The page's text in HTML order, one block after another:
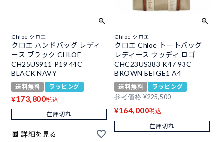
Chloe クロエ
クロエ ハンドバッグ レディ
ース ブラック CHLOE
CH25US911 P19 44C
BLACK NAVY
送料無料 ラッピング
¥173,800税込
在庫切れ
詳細を見る
Chloe クロエ
クロエ Chloe トートバッグ
レディース ウッディ ロゴ
CHC23US383 K47 93C
BROWN BEIGE1 A4
送料無料
ラッピング
参考価格 ¥225,500
¥164,000税込
在庫切れ